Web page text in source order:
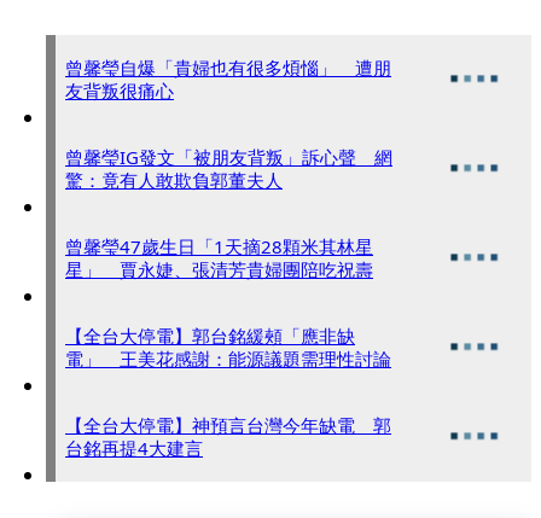
曾馨瑩自爆「貴婦也有很多煩惱」 遭朋
友背叛很痛心
曾馨瑩IG發文「被朋友背叛」訴心聲 網
驚：竟有人敢欺負郭董夫人
曾馨瑩47歲生日「1天摘28顆米其林星
星」 賈永婕、張清芳貴婦團陪吃祝壽
【全台大停電】郭台銘緩頰「應非缺
電」 王美花感謝：能源議題需理性討論
【全台大停電】神預言台灣今年缺電 郭
台銘再提4大建言